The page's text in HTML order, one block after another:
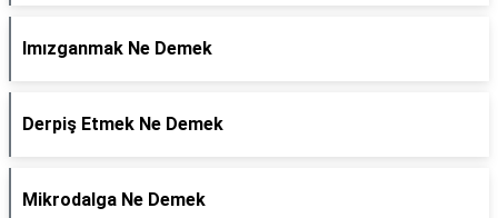
Imızganmak Ne Demek
Derpiş Etmek Ne Demek
Mikrodalga Ne Demek